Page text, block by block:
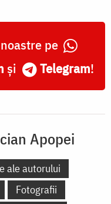
pe
și Telegram!
Apopei
ale autorului
Fotografii